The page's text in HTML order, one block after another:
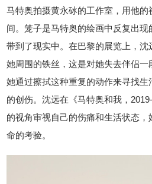
马特奥拍摄黄永砅的工作室，用他
间。笼子是马特奥的绘画中反复出
带到了现实中。在巴黎的展览上，
她周围的铁丝，这是对她失去伴侣
她通过擦拭这种重复的动作来寻找
的创伤。沈远在《马特奥和我，
的视角审视自己的伤痛和生活状态
命的考验。